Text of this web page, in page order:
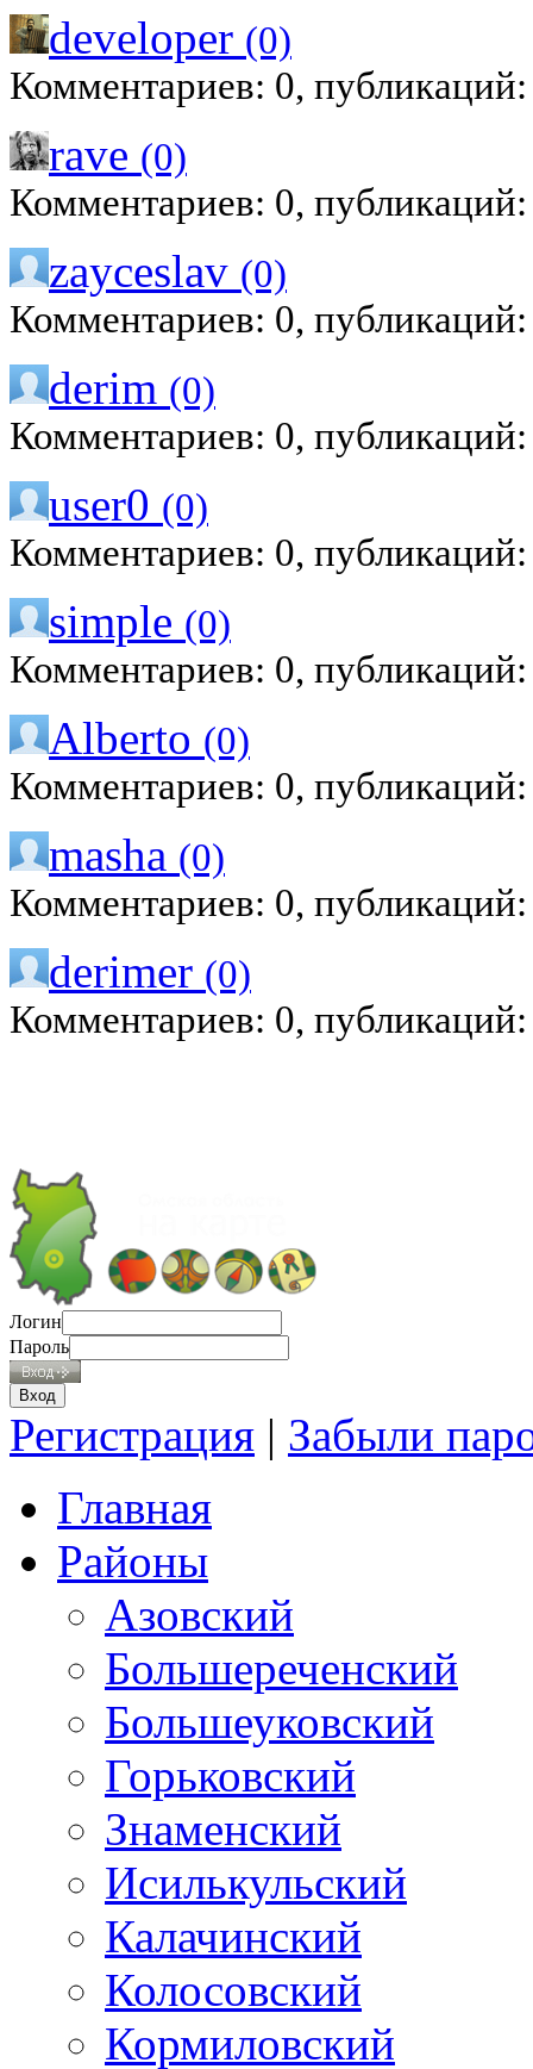
developer (0)
Комментариев: 0,
rave (0)
Комментариев: 0,
zayceslav (0)
Комментариев: 0,
derim (0)
Комментариев: 0,
user0 (0)
Комментариев: 0,
simple (0)
Комментариев: 0,
Alberto (0)
Комментариев: 0,
masha (0)
Комментариев: 0,
derimer (0)
Комментариев: 0,
Логин
Пароль
Регистрация | Забыли
Главная
Районы
Азовский
Большереченский
Большеуковский
Горьковский
Знаменский
Исилькульский
Калачинский
Колосовский
Кормиловский